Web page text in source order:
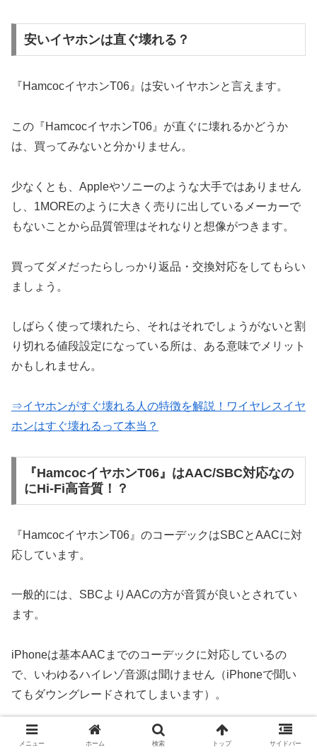
安いイヤホンは直ぐ壊れる？
『HamcocイヤホンT06』は安いイヤホンと言えます。
この『HamcocイヤホンT06』が直ぐに壊れるかどうか
は、買ってみないと分かりません。
少なくとも、Appleやソニーのような大手ではありません
し、1MOREのように大きく売りに出しているメーカーで
もないことから品質管理はそれなりと想像がつきます。
買ってダメだったらしっかり返品・交換対応をしてもらい
ましょう。
しばらく使って壊れたら、それはそれでしょうがないと割
り切れる値段設定になっている所は、ある意味でメリット
かもしれません。
⇒イヤホンがすぐ壊れる人の特徴を解説！ワイヤレスイヤ
ホンはすぐ壊れるって本当？
『HamcocイヤホンT06』はAAC/SBC対応なの
にHi-Fi高音質！？
『HamcocイヤホンT06』のコーデックはSBCとAACに対
応しています。
一般的には、SBCよりAACの方が音質が良いとされてい
ます。
iPhoneは基本AACまでのコーデックに対応しているの
で、いわゆるハイレゾ音源は聞けません（iPhoneで聞い
てもダウングレードされてしまいます）。
次に、Hi-Fiという言葉が出てきましたが、Hi-Fi音質とい
メニュー ホーム 検索 トップ サイドバー